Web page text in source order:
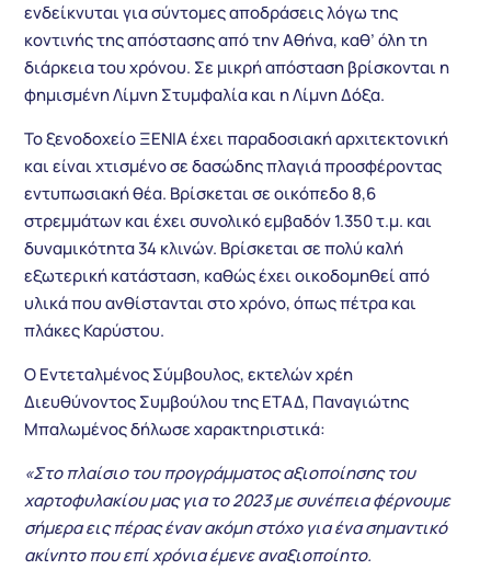
ενδείκνυται για σύντομες αποδράσεις λόγω της
κοντινής της απόστασης από την Αθήνα, καθ’ όλη τη
διάρκεια του χρόνου. Σε μικρή απόσταση βρίσκονται η
φημισμένη Λίμνη Στυμφαλία και η Λίμνη Δόξα.
Το ξενοδοχείο ΞΕΝΙΑ έχει παραδοσιακή αρχιτεκτονική
και είναι χτισμένο σε δασώδης πλαγιά προσφέροντας
εντυπωσιακή θέα. Βρίσκεται σε οικόπεδο 8,6
στρεμμάτων και έχει συνολικό εμβαδόν 1.350 τ.μ. και
δυναμικότητα 34 κλινών. Βρίσκεται σε πολύ καλή
εξωτερική κατάσταση, καθώς έχει οικοδομηθεί από
υλικά που ανθίστανται στο χρόνο, όπως πέτρα και
πλάκες Καρύστου.
Ο Εντεταλμένος Σύμβουλος, εκτελών χρέη
Διευθύνοντος Συμβούλου της ΕΤΑΔ, Παναγιώτης
Μπαλωμένος δήλωσε χαρακτηριστικά:
«Στο πλαίσιο του προγράμματος αξιοποίησης του
χαρτοφυλακίου μας για το 2023 με συνέπεια φέρνουμε
σήμερα εις πέρας έναν ακόμη στόχο για ένα σημαντικό
ακίνητο που επί χρόνια έμενε αναξιοποίητο.